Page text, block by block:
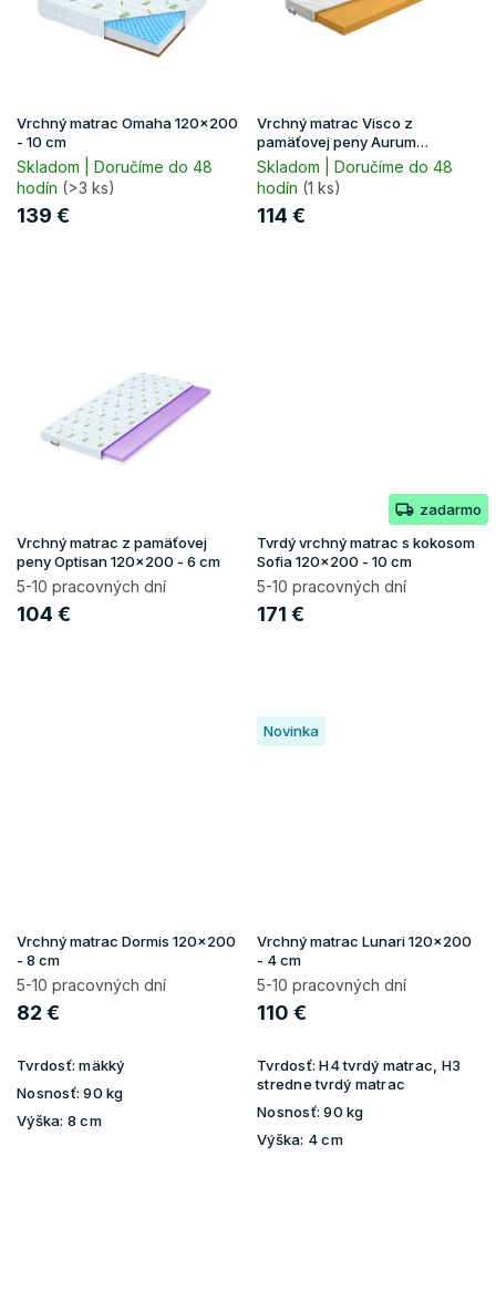
u
k
t
o
v
Vrchný matrac Omaha 120x200
- 10 cm
Skladom | Doručíme do 48
hodín (>3 ks)
139 €
Vrchný matrac Visco z
pamäťovej peny Aurum
120x200 - 8 cm
Skladom | Doručíme do 48
hodín (1 ks)
114 €
Vrchný matrac z pamäťovej
peny Optisan 120x200 - 6 cm
5-10 pracovných dní
104 €
zadarmo
Tvrdý vrchný matrac s kokosom
Sofia 120x200 - 10 cm
5-10 pracovných dní
171 €
Vrchný matrac Dormis 120x200
- 8 cm
5-10 pracovných dní
82 €
Tvrdosť: mäkký
Nosnosť: 90 kg
Výška: 8 cm
Novinka
Vrchný matrac Lunari 120x200
- 4 cm
5-10 pracovných dní
110 €
Tvrdosť: H4 tvrdý matrac, H3
stredne tvrdý matrac
Nosnosť: 90 kg
Výška: 4 cm